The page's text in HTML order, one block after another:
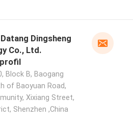
Dingsheng
Co., Ltd.
Block B, Baogang
of Baoyuan Road,
Xixiang Street,
Shenzhen ,China